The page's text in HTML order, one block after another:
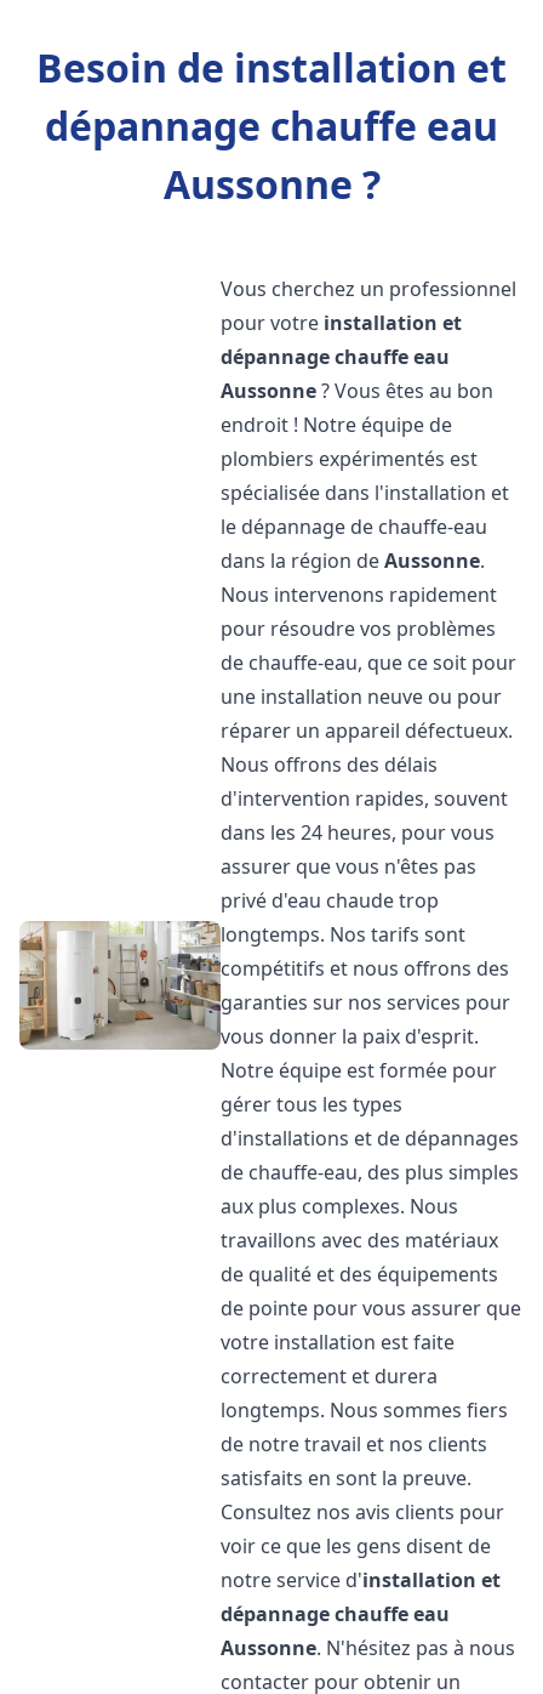
Besoin de installation et
dépannage chauffe eau
Aussonne ?
Vous cherchez un professionnel
pour votre installation et
dépannage chauffe eau
Aussonne? Vous êtes au bon
endroit ! Notre équipe de
plombiers expérimentés est
spécialisée dans l'installation et
le dépannage de chauffe-eau
dans la région deAussonne.
Nous intervenons rapidement
pour résoudre vos problèmes
de chauffe-eau, que ce soit pour
une installation neuve ou pour
réparer un appareil défectueux.
Nous offrons des délais
d'intervention rapides, souvent
dans les 24 heures, pour vous
assurer que vous n'êtes pas
privé d'eau chaude trop
longtemps. Nos tarifs sont
compétitifs et nous offrons des
garanties sur nos services pour
vous donner la paix d'esprit.
Notre équipe est formée pour
gérer tous les types
d'installations et de dépannages
de chauffe-eau, des plus simples
aux plus complexes. Nous
travaillons avec des matériaux
de qualité et des équipements
de pointe pour vous assurer que
votre installation est faite
correctement et durera
longtemps. Nous sommes fiers
de notre travail et nos clients
satisfaits en sont la preuve.
Consultez nos avis clients pour
voir ce que les gens disent de
notre service d'installation et
dépannage chauffe eau
Aussonne. N'hésitez pas à nous
contacter pour obtenir un